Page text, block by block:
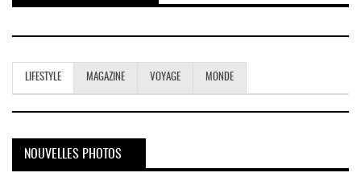
LIFESTYLE MAGAZINE VOYAGE MONDE
NOUVELLES PHOTOS